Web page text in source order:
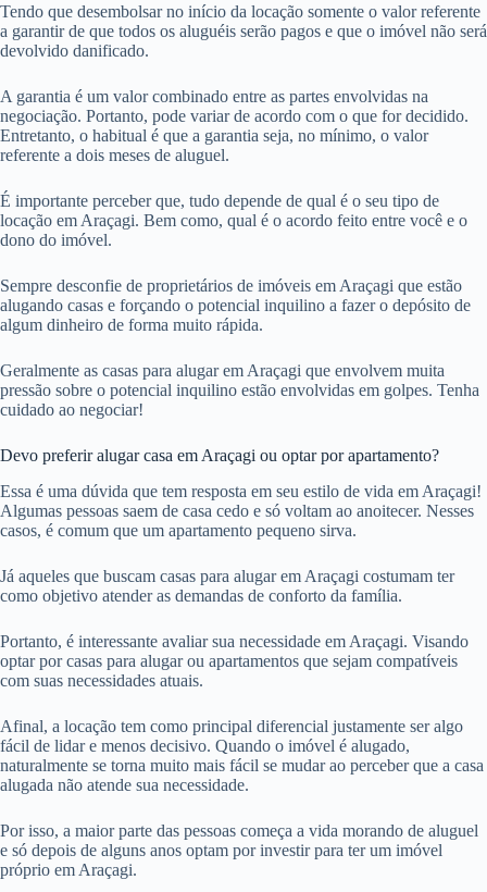
Tendo que desembolsar no início da locação somente o valor referente
a garantir de que todos os aluguéis serão pagos e que o imóvel não será
devolvido danificado.
A garantia é um valor combinado entre as partes envolvidas na
negociação. Portanto, pode variar de acordo com o que for decidido.
Entretanto, o habitual é que a garantia seja, no mínimo, o valor
referente a dois meses de aluguel.
É importante perceber que, tudo depende de qual é o seu tipo de
locação em Araçagi. Bem como, qual é o acordo feito entre você e o
dono do imóvel.
Sempre desconfie de proprietários de imóveis em Araçagi que estão
alugando casas e forçando o potencial inquilino a fazer o depósito de
algum dinheiro de forma muito rápida.
Geralmente as casas para alugar em Araçagi que envolvem muita
pressão sobre o potencial inquilino estão envolvidas em golpes. Tenha
cuidado ao negociar!
Devo preferir alugar casa em Araçagi ou optar por apartamento?
Essa é uma dúvida que tem resposta em seu estilo de vida em Araçagi!
Algumas pessoas saem de casa cedo e só voltam ao anoitecer. Nesses
casos, é comum que um apartamento pequeno sirva.
Já aqueles que buscam casas para alugar em Araçagi costumam ter
como objetivo atender as demandas de conforto da família.
Portanto, é interessante avaliar sua necessidade em Araçagi. Visando
optar por casas para alugar ou apartamentos que sejam compatíveis
com suas necessidades atuais.
Afinal, a locação tem como principal diferencial justamente ser algo
fácil de lidar e menos decisivo. Quando o imóvel é alugado,
naturalmente se torna muito mais fácil se mudar ao perceber que a casa
alugada não atende sua necessidade.
Por isso, a maior parte das pessoas começa a vida morando de aluguel
e só depois de alguns anos optam por investir para ter um imóvel
próprio em Araçagi.